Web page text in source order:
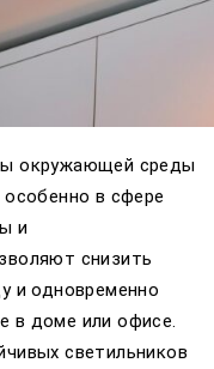
окружающей среды
в сфере
и
снизить
и одновременно
в доме или офисе.
светильников